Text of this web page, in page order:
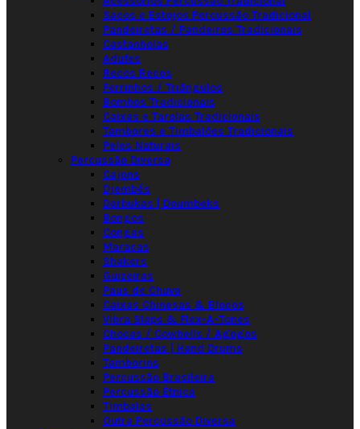
Sacos e Estojos Percussão Tradicional
Pandeiretas / Pandeiros Tradicionais
Castanholas
Adufes
Recos Recos
Ferrinhos / Triângulos
Bombos Tradicionais
Caixas e Tarolas Tradicionais
Tambores e Timbalões Tradicionais
Peles Naturais
Percussão Diversa
Cajons
Djembés
Darbukas | Doumbeks
Bongos
Congas
Maracas
Shakers
Guizeiras
Paus de Chuva
Caixas Chinesas & Blocos
Vibra Slaps & Flex-A-Tones
Chocas / Cowbells / Agogos
Pandeiretas | Hand Drums
Tamborins
Percussão Brasileira
Percussão Étnica
Timbalas
Outra Percussão Diversa